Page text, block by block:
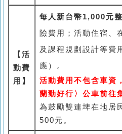
【活
動費
用】
每人新台幣1,000元整
險費用；活動住宿、
及課程規劃設計等費
應）。
活動費用不包含車資
蘭勁好行〉公車前往
為鼓勵雙連埤在地居
500元。